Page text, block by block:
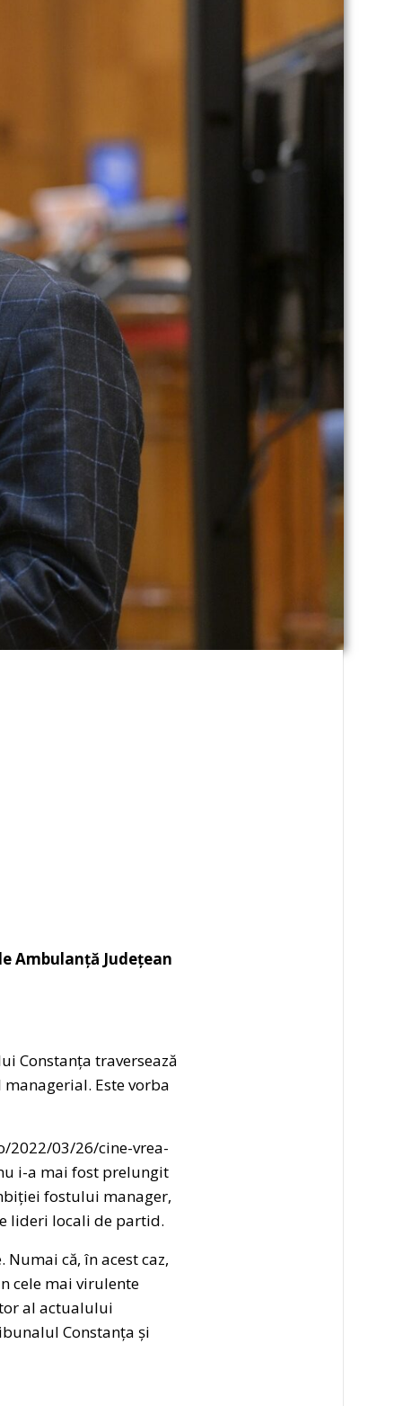
Ambulanță Județean
Constanța traversează
Este vorba
2022/03/26/cine-vrea-
i-a mai fost prelungit
fostului manager,
lideri locali de partid.
că, în acest caz,
cele mai virulente
al actualului
Constanța și